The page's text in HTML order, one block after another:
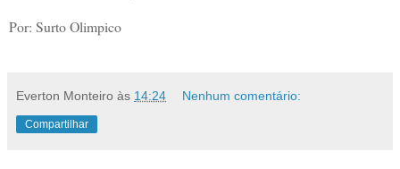
Por: Surto Olimpico
Everton Monteiro às 14:24 Nenhum comentário:
Compartilhar